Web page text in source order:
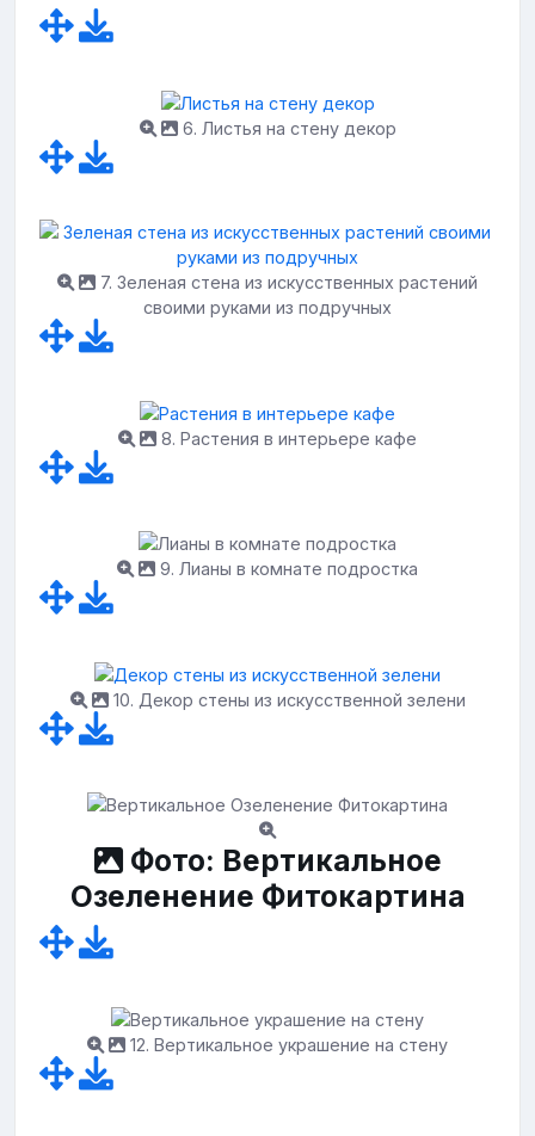
6. Листья на стену декор
7. Зеленая стена из искусственных растений
своими руками из подручных
8. Растения в интерьере кафе
9. Лианы в комнате подростка
10. Декор стены из искусственной зелени
Фото: Вертикальное
Озеленение Фитокартина
12. Вертикальное украшение на стену